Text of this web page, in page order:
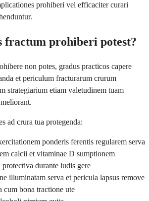
prohiberi vel efficaciter curari
fractum prohiberi potest?
non potes, gradus practicos capere
et periculum fracturarum crurum
strategiarium etiam valetudinem tuam
ad crura tua protegenda:
ponderis ferentis regularem serva
calcii et vitaminae D sumptionem
durante ludis gere
illuminatam serva et pericula lapsus remove
cum bona tractione ute